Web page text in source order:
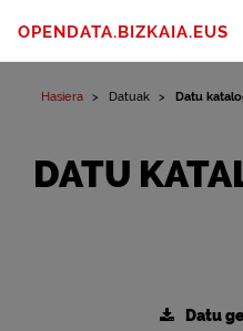
OPENDATA.BIZKAIA.EUS
Hasiera Datuak Datu
DATU
Datu